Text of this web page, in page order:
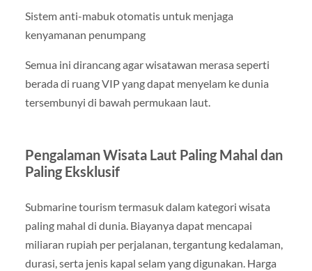
Sistem anti-mabuk otomatis untuk menjaga
kenyamanan penumpang
Semua ini dirancang agar wisatawan merasa seperti
berada di ruang VIP yang dapat menyelam ke dunia
tersembunyi di bawah permukaan laut.
Pengalaman Wisata Laut Paling Mahal dan
Paling Eksklusif
Submarine tourism termasuk dalam kategori wisata
paling mahal di dunia. Biayanya dapat mencapai
miliaran rupiah per perjalanan, tergantung kedalaman,
durasi, serta jenis kapal selam yang digunakan. Harga